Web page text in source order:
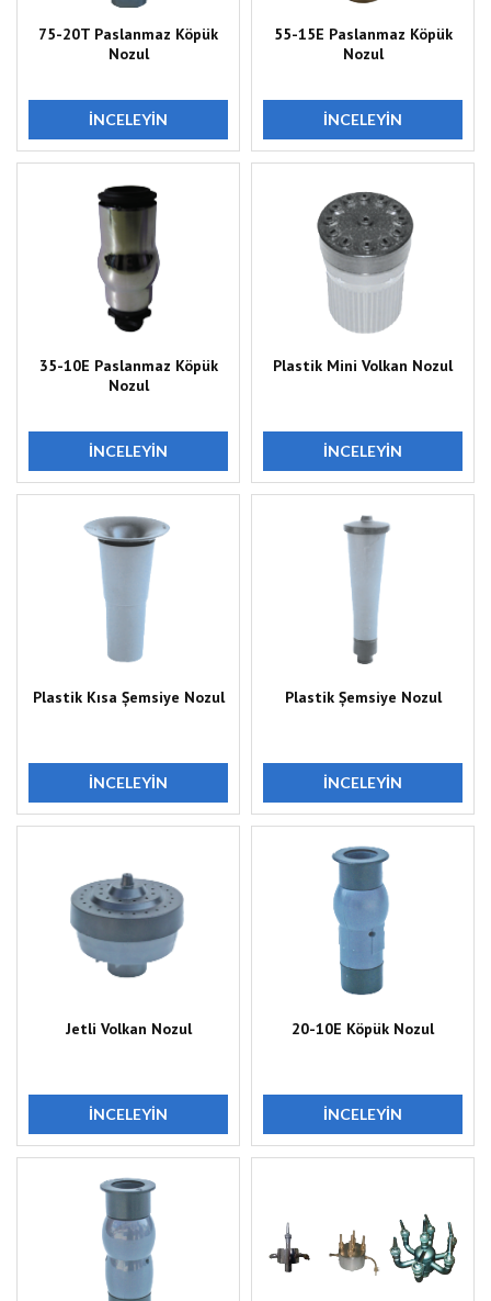
75-20T Paslanmaz Köpük
Nozul
İNCELEYIN
55-15E Paslanmaz Köpük
Nozul
İNCELEYIN
35-10E Paslanmaz Köpük
Nozul
İNCELEYIN
Plastik Mini Volkan Nozul
İNCELEYIN
Plastik Kısa Șemsiye Nozul
İNCELEYIN
Plastik Șemsiye Nozul
İNCELEYIN
Jetli Volkan Nozul
İNCELEYIN
20-10E Köpük Nozul
İNCELEYIN